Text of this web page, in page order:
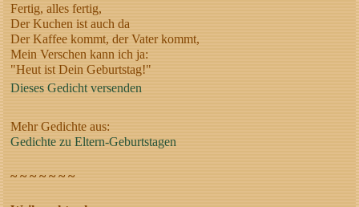
Fertig, alles fertig,
Der Kuchen ist auch da
Der Kaffee kommt, der Vater kommt,
Mein Verschen kann ich ja:
"Heut ist Dein Geburtstag!"
Dieses Gedicht versenden
Mehr Gedichte aus:
Gedichte zu Eltern-Geburtstagen
~ ~ ~ ~ ~ ~ ~